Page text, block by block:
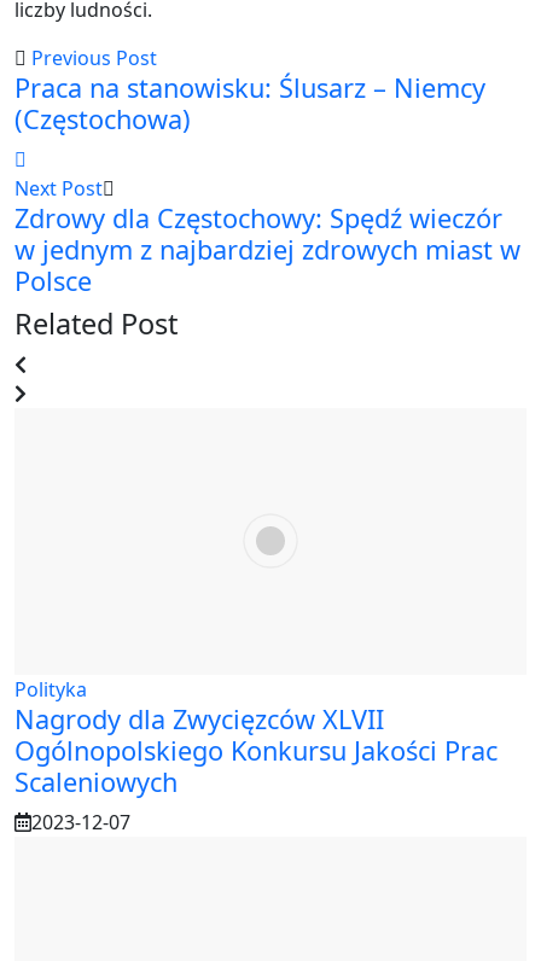
liczby ludności.
Previous Post
Praca na stanowisku: Ślusarz – Niemcy
(Częstochowa)
Next Post
Zdrowy dla Częstochowy: Spędź wieczór
w jednym z najbardziej zdrowych miast w
Polsce
Related Post
Polityka
Nagrody dla Zwycięzców XLVII
Ogólnopolskiego Konkursu Jakości Prac
Scaleniowych
2023-12-07